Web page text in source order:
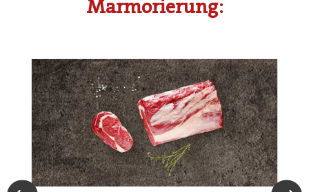
Marmorierung:
Produktgalerie überspringen